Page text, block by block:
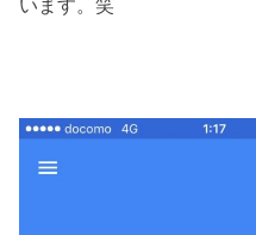
います。笑